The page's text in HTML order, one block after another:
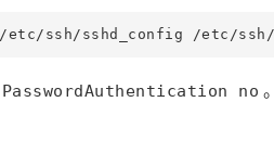
PasswordAuthentication no